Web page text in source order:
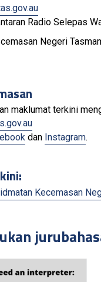
Radio Selepas
Negeri
maklumat terkini
dan Instagram.
Kecemasan